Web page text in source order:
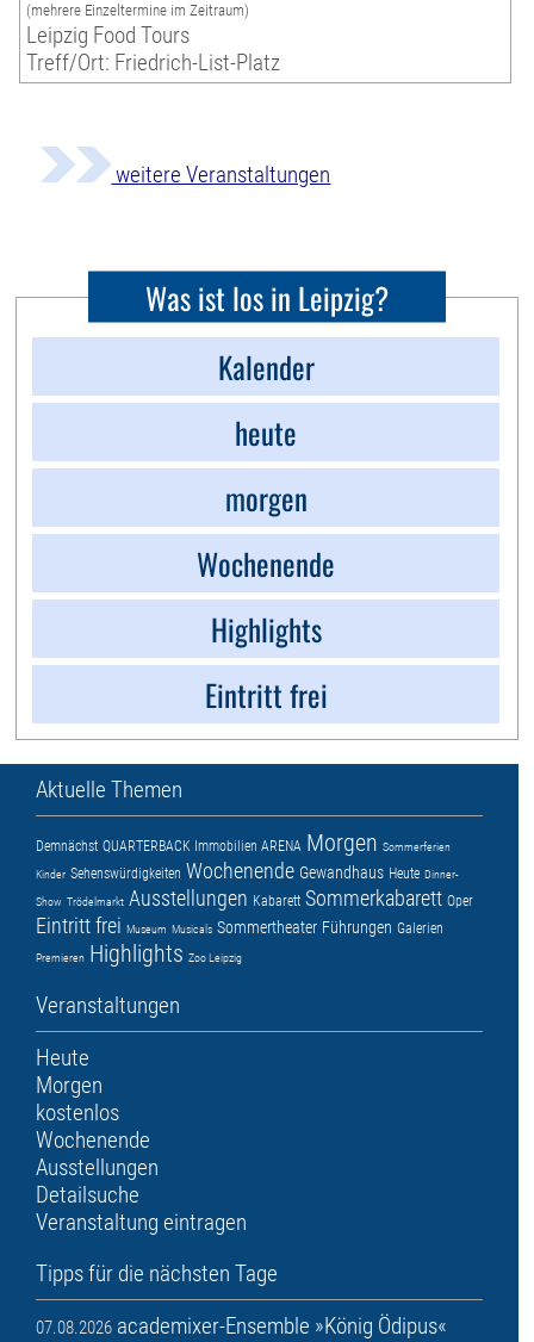
(mehrere Einzeltermine im Zeitraum)
Leipzig Food Tours
Treff/Ort: Friedrich-List-Platz
weitere Veranstaltungen
Was ist los in Leipzig?
Kalender
heute
morgen
Wochenende
Highlights
Eintritt frei
Aktuelle Themen
Demnächst QUARTERBACK Immobilien ARENA Morgen Sommerferien
Kinder Sehenswürdigkeiten Wochenende Gewandhaus Heute Dinner-
Show Trödelmarkt Ausstellungen Kabarett Sommerkabarett Oper
Eintritt frei Museum Musicals Sommertheater Führungen Galerien
Premieren Highlights Zoo Leipzig
Veranstaltungen
Heute
Morgen
kostenlos
Wochenende
Ausstellungen
Detailsuche
Veranstaltung eintragen
Tipps für die nächsten Tage
07.08.2026 academixer-Ensemble »König Ödipus«